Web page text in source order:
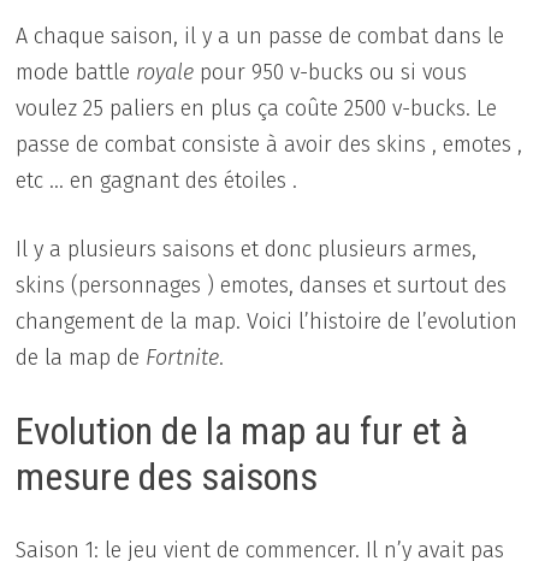
A chaque saison, il y a un passe de combat dans le
mode battle royale pour 950 v-bucks ou si vous
voulez 25 paliers en plus ça coûte 2500 v-bucks. Le
passe de combat consiste à avoir des skins , emotes ,
etc … en gagnant des étoiles .
Il y a plusieurs saisons et donc plusieurs armes,
skins (personnages ) emotes, danses et surtout des
changement de la map. Voici l’histoire de l’evolution
de la map de Fortnite.
Evolution de la map au fur et à
mesure des saisons
Saison 1: le jeu vient de commencer. Il n’y avait pas